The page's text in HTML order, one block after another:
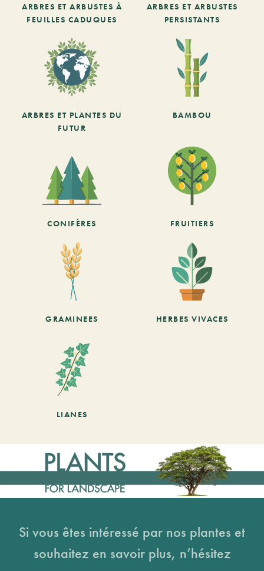
ARBRES ET ARBUSTES À
FEUILLES CADUQUES
ARBRES ET ARBUSTES
PERSISTANTS
ARBRES ET PLANTES DU
FUTUR
BAMBOU
CONIFÈRES FRUITIERS
GRAMINEES HERBES VIVACES
LIANES
Si vous êtes intéressé par nos plantes et
souhaitez en savoir plus, n’hésitez